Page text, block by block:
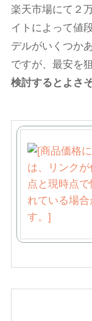
楽天市場にて２
イトによって値
デルがいくつか
ですが、最安を
検討するとよさ